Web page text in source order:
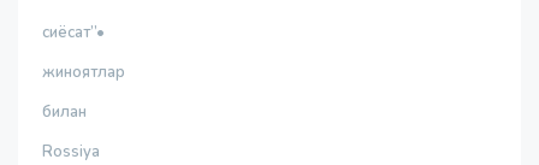
сиёсат”•
жиноятлар
билан
Rossiya